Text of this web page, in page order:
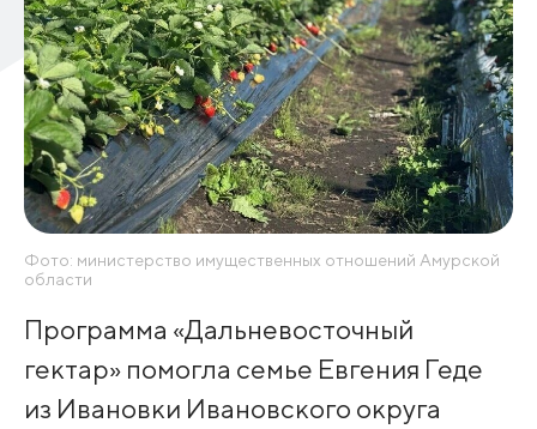
Фото: министерство имущественных отношений Амурской
области
Программа «Дальневосточный
гектар» помогла семье Евгения Геде
из Ивановки Ивановского округа